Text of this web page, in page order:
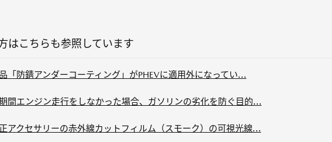
はこちらも参照しています
「防錆アンダーコーティング」がPHEVに適用外になってい...
間エンジン走行をしなかった場合、ガソリンの劣化を防ぐ目的...
アクセサリーの赤外線カットフィルム（スモーク）の可視光線...